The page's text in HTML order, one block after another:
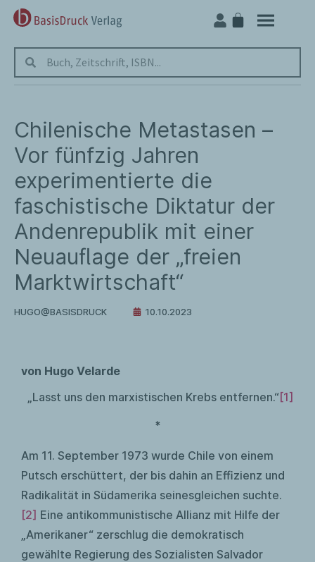
Chilenische Metastasen –
Vor fünfzig Jahren
experimentierte die
faschistische Diktatur der
Andenrepublik mit einer
Neuauflage der „freien
Marktwirtschaft“
HUGO@BASISDRUCK 10.10.2023
von Hugo Velarde
„Lasst uns den marxistischen Krebs entfernen.“[1]
*
Am 11. September 1973 wurde Chile von einem
Putsch erschüttert, der bis dahin an Effizienz und
Radikalität in Südamerika seinesgleichen suchte.
[2] Eine antikommunistische Allianz mit Hilfe der
„Amerikaner“ zerschlug die demokratisch
gewählte Regierung des Sozialisten Salvador